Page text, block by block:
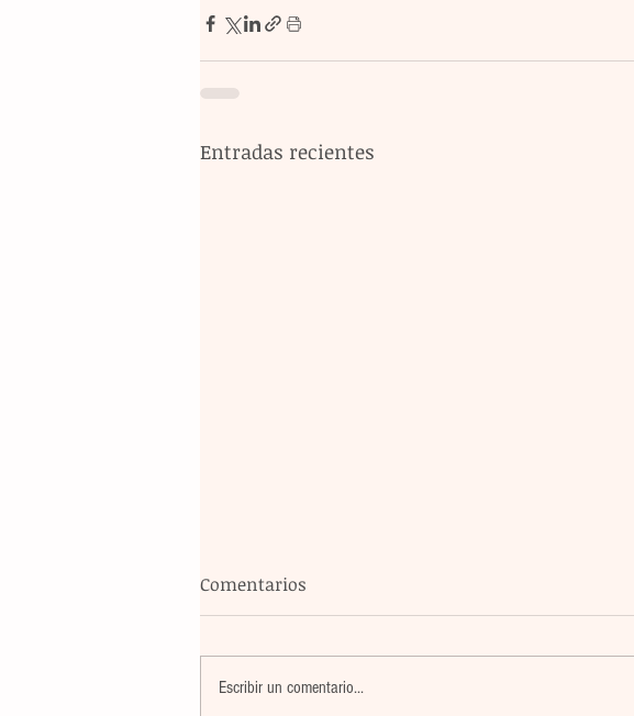
Entradas recientes
Comentarios
Escribir un comentario...